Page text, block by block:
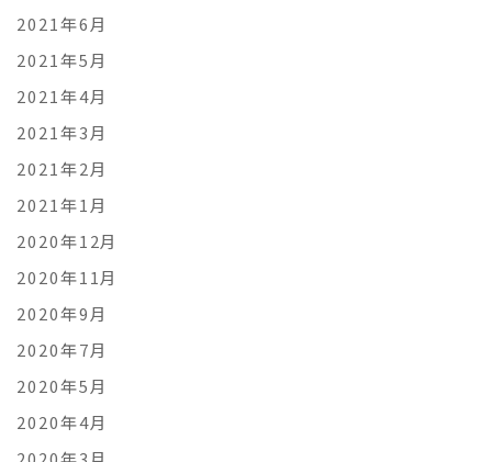
2021年6月
2021年5月
2021年4月
2021年3月
2021年2月
2021年1月
2020年12月
2020年11月
2020年9月
2020年7月
2020年5月
2020年4月